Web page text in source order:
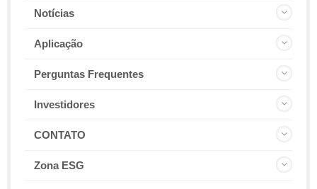
Notícias
Aplicação
Perguntas Frequentes
Investidores
CONTATO
Zona ESG